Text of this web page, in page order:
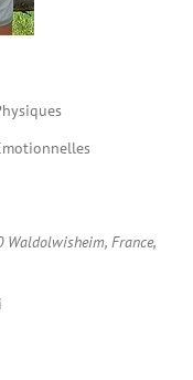
Waldolwisheim, France,